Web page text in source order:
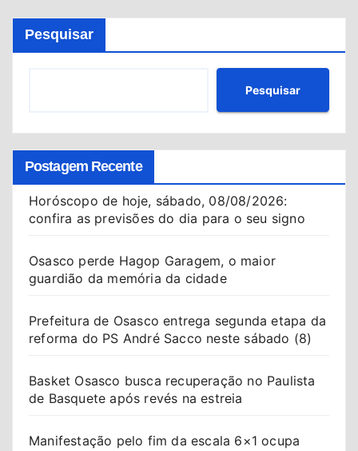
Pesquisar
Pesquisar
Postagem Recente
Horóscopo de hoje, sábado, 08/08/2026:
confira as previsões do dia para o seu signo
Osasco perde Hagop Garagem, o maior
guardião da memória da cidade
Prefeitura de Osasco entrega segunda etapa da
reforma do PS André Sacco neste sábado (8)
Basket Osasco busca recuperação no Paulista
de Basquete após revés na estreia
Manifestação pelo fim da escala 6×1 ocupa